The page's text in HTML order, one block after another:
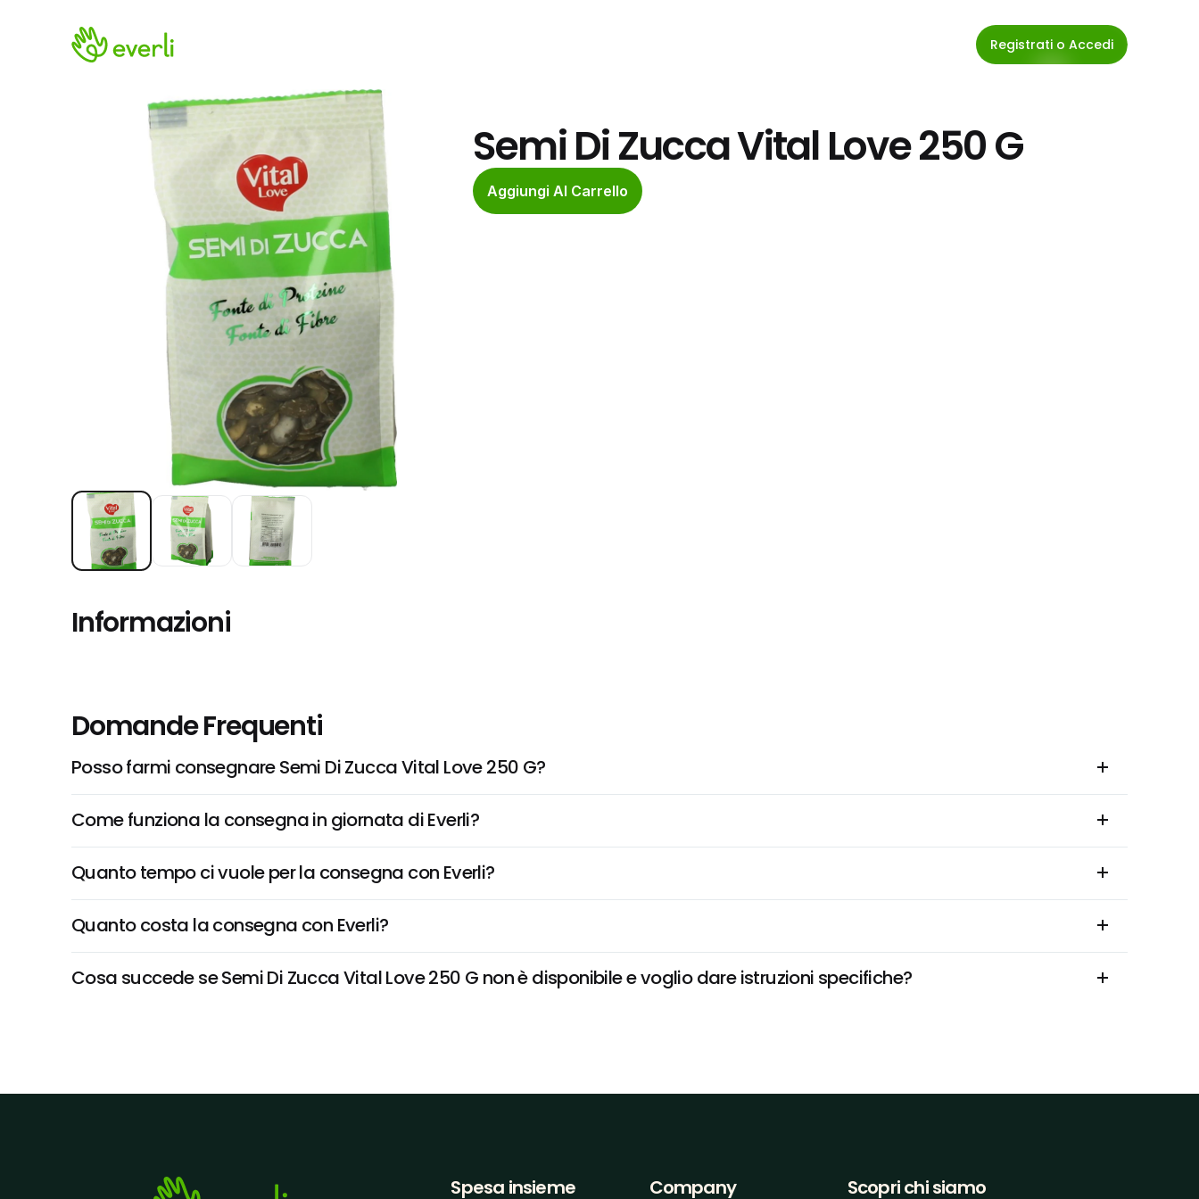
Registrati o Accedi
Semi Di Zucca Vital Love 250 G
Aggiungi Al Carrello
Informazioni
Domande Frequenti
Posso farmi consegnare Semi Di Zucca Vital Love 250 G?
Come funziona la consegna in giornata di Everli?
Quanto tempo ci vuole per la consegna con Everli?
Quanto costa la consegna con Everli?
Cosa succede se Semi Di Zucca Vital Love 250 G non è disponibile e voglio dare istruzioni specifiche?
Spesa insieme Company Scopri chi siamo